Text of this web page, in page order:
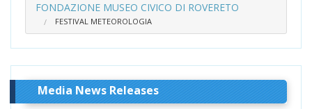
FONDAZIONE MUSEO CIVICO DI ROVERETO
FESTIVAL METEOROLOGIA
Media News Releases